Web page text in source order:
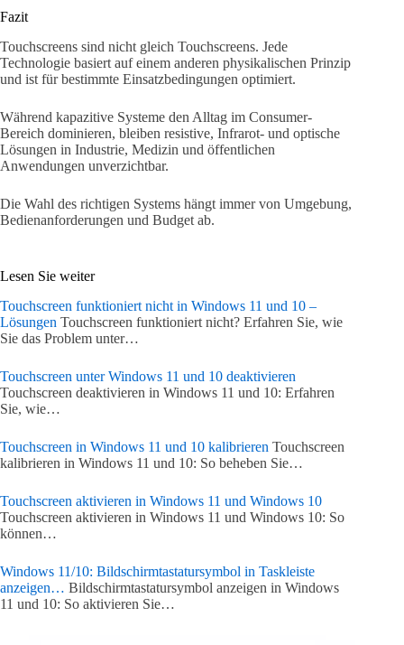
Fazit
Touchscreens sind nicht gleich Touchscreens. Jede
Technologie basiert auf einem anderen physikalischen Prinzip
und ist für bestimmte Einsatzbedingungen optimiert.
Während kapazitive Systeme den Alltag im Consumer-
Bereich dominieren, bleiben resistive, Infrarot- und optische
Lösungen in Industrie, Medizin und öffentlichen
Anwendungen unverzichtbar.
Die Wahl des richtigen Systems hängt immer von Umgebung,
Bedienanforderungen und Budget ab.
Lesen Sie weiter
Touchscreen funktioniert nicht in Windows 11 und 10 –
Lösungen Touchscreen funktioniert nicht? Erfahren Sie, wie
Sie das Problem unter…
Touchscreen unter Windows 11 und 10 deaktivieren
Touchscreen deaktivieren in Windows 11 und 10: Erfahren
Sie, wie…
Touchscreen in Windows 11 und 10 kalibrieren Touchscreen
kalibrieren in Windows 11 und 10: So beheben Sie…
Touchscreen aktivieren in Windows 11 und Windows 10
Touchscreen aktivieren in Windows 11 und Windows 10: So
können…
Windows 11/10: Bildschirmtastatursymbol in Taskleiste
anzeigen… Bildschirmtastatursymbol anzeigen in Windows
11 und 10: So aktivieren Sie…